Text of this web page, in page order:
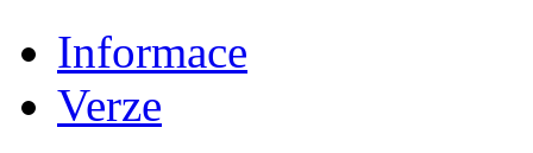
Informace
Verze